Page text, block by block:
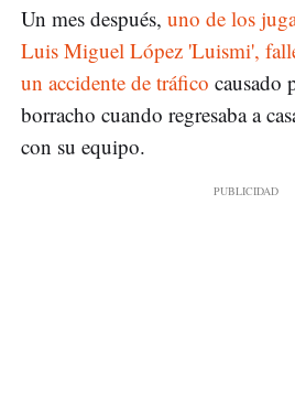
Un mes después, uno de los
Luis Miguel López 'Luismi',
un accidente de tráfico causado
borracho cuando regresaba a
con su equipo.